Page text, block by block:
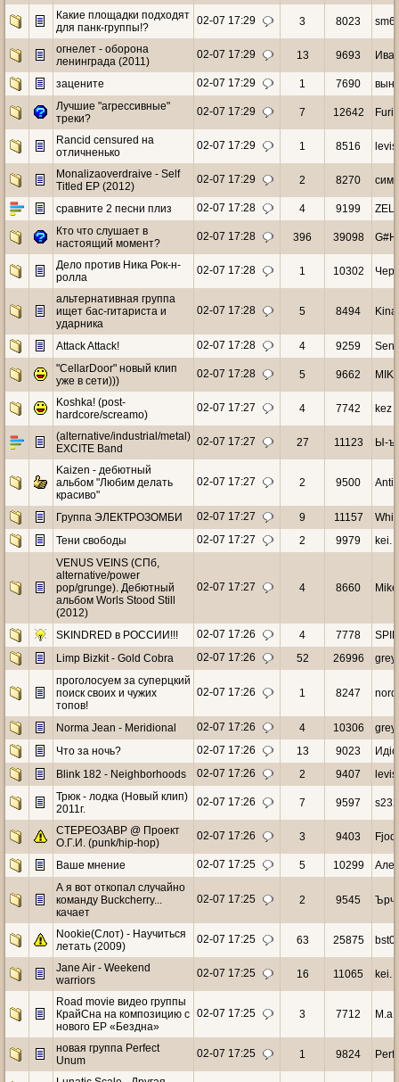
Какие площадки подходят
для панк-группы!?
02-07 17:29 3 8023
огнелет - оборона
ленинграда (2011)
02-07 17:29 13 9693
зацените 02-07 17:29 1 7690
Лучшие "агрессивные"
треки?
02-07 17:29 7 12642 Furi
Rancid censured на
отличненько
02-07 17:29 1 8516 levis
Monalizaoverdraive - Self
Titled EP (2012)
02-07 17:29 2 8270
сравните 2 песни плиз 02-07 17:28 4 9199
Кто что слушает в
настоящий момент?
02-07 17:28 396 39098
Дело против Ника Рок-н-
ролла
02-07 17:28 1 10302
альтернативная группа
ищет бас-гитариста и
ударника
02-07 17:28 5 8494
Attack Attack! 02-07 17:28 4 9259
"CellarDoor" новый клип
уже в сети)))
02-07 17:28 5 9662
Koshka! (post-
hardcore/screamo)
02-07 17:27 4 7742 kez
(alternative/industrial/metal)
EXCITE Band
02-07 17:27 27 11123 Ы-ъ
Kaizen - дебютный
альбом "Любим делать
красиво"
02-07 17:27 2 9500
Группа ЭЛЕКТРОЗОМБИ 02-07 17:27 9 11157
Тени свободы
02-07 17:27 2 9979
kei.
VENUS VEINS (СПб,
alternative/power
pop/grunge). Дебютный
альбом Worls Stood Still
(2012)
02-07 17:27 4 8660
SKINDRED в РОССИИ!!! 02-07 17:26 4 7778
Limp Bizkit - Gold Cobra
02-07 17:26 52 26996
проголосуем за суперцкий
поиск своих и чужих
топов!
02-07 17:26 1 8247
Norma Jean - Meridional 02-07 17:26 4 10306
Что за ночь?
02-07 17:26 13 9023
Blink 182 - Neighborhoods
02-07 17:26 2 9407
levis
Трюк - лодка (Новый клип)
2011г.
02-07 17:26 7 9597
СТЕРЕОЗАВР @ Проект
О.Г.И. (punk/hip-hop)
02-07 17:26 3 9403
Ваше мнение 02-07 17:25 5 10299
А я вот откопал случайно
команду Buckcherry...
качает
02-07 17:25 2 9545
Nookie(Слот) - Научиться
летать (2009)
02-07 17:25 63 25875
Jane Air - Weekend
warriors
02-07 17:25 16 11065 kei.
Road movie видео группы
КрайСна на композицию с
нового ЕР «Бездна»
02-07 17:25 3 7712
новая группа Perfect
Unum
02-07 17:25 1 9824